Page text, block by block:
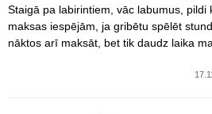
Staigā pa labirintiem, vāc labumus, pildi
maksas iespējām, ja gribētu spēlēt
nāktos arī maksāt, bet tik daudz laika